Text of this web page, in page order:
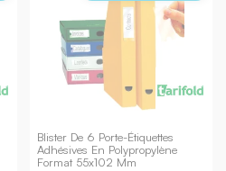
Blister De 6 Porte-Étiquettes
Adhésives En Polypropylène
Format 55x102 Mm